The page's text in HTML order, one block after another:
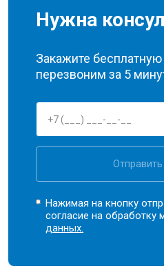
Нужна
Закажите
перезвоним за 5
Отправить
Нажимая на кнопку
согласие на обработку
данных.